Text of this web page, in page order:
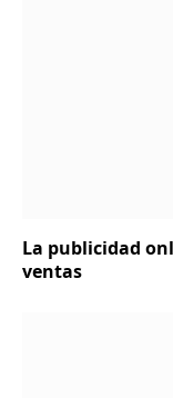
La publicidad
ventas